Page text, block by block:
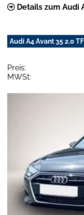
Details zum Audi
Audi A4 Avant 35 2.0
Preis:
MWSt: